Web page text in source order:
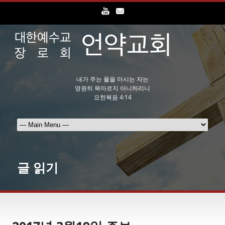
내가 주는 물을 마시는 자는
영원히 목마르지 아니하리니
요한복음 4:14
글 읽기